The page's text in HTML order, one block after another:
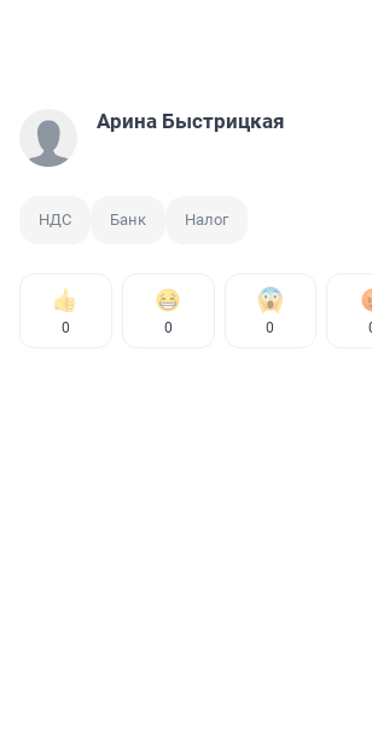
Арина Быстрицкая
НДС Банк Налог
0 0 0